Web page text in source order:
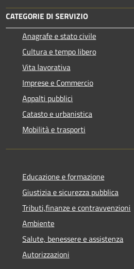
CATEGORIE DI SERVIZIO
Anagrafe e stato civile
Cultura e tempo libero
Vita lavorativa
Imprese e Commercio
Appalti pubblici
Catasto e urbanistica
Mobilità e trasporti
Educazione e formazione
Giustizia e sicurezza pubblica
Tributi,finanze e contravvenzioni
Ambiente
Salute, benessere e assistenza
Autorizzazioni